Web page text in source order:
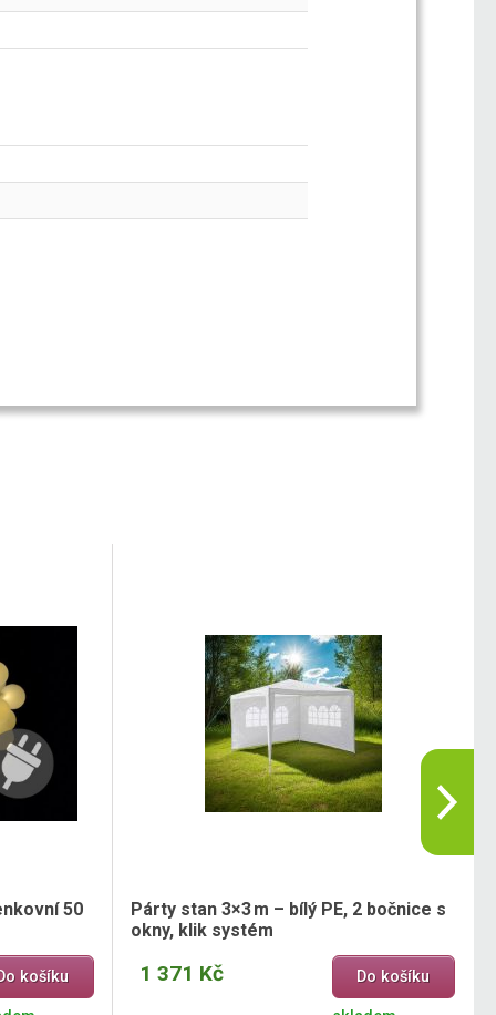
50
košíku
Párty stan 3×3 m – bílý PE, 2 bočnice s
okny, klik systém
1 371 Kč Do košíku